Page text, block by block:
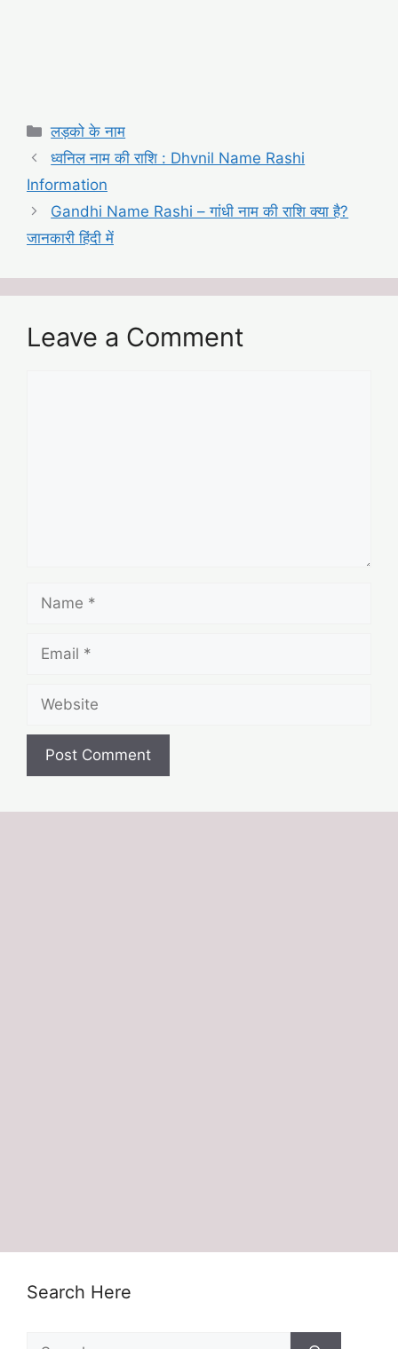
Categories
लड़को के नाम
ध्वनिल नाम की राशि : Dhvnil Name Rashi
Information
Gandhi Name Rashi – गांधी नाम की राशि क्या है?
जानकारी हिंदी में
Leave a Comment
Name
Email
Website
Search Here
Search